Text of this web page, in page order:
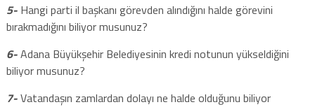
5- Hangi parti il başkanı görevden alındığını halde görevini
bırakmadığını biliyor musunuz?
6-Adana Büyükşehir Belediyesinin kredi notunun yükseldiğini
biliyor musunuz?
7-Vatandaşın zamlardan dolayı ne halde olduğunu biliyor